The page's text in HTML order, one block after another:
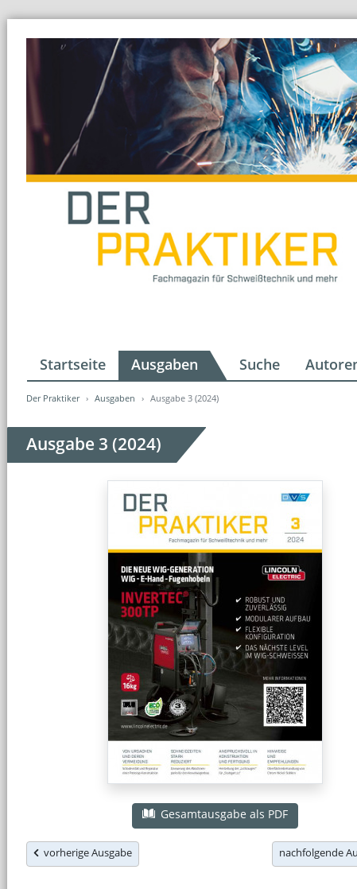
Startseite Ausgaben Suche
Der Praktiker Ausgaben Ausgabe 3 (2024)
Ausgabe 3 (2024)
Gesamtausgabe als PDF
vorherige Ausgabe nachfolgende